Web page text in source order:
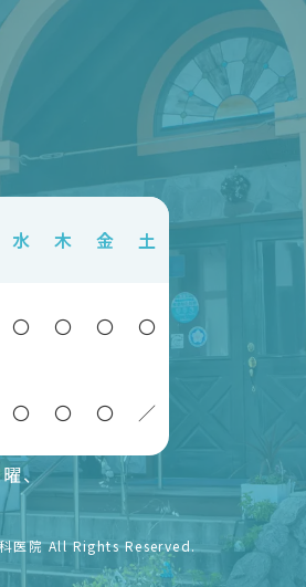
水 木 金 土
〇 〇 〇 〇
〇 〇 〇 ／
、
医院 All Rights Reserved.